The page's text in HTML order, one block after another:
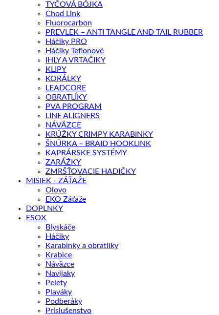
TYČOVÁ BÓJKA
Chod Link
Fluorocarbon
PREVLEK – ANTI TANGLE AND TAIL RUBBER
Háčiky PRO
Háčiky Teflonové
IHLY A VRTAČIKY
KLIPY
KORÁLKY
LEADCORE
OBRATLÍKY
PVA PROGRAM
LINE ALIGNERS
NÁVÄZCE
KRÚŽKY CRIMPY KARABINKY
ŠNÚRKA – BRAID HOOKLINK
KAPRÁRSKE SYSTÉMY
ZARÁŽKY
ZMRŠŤOVACIE HADIČKY
MISIEK - ZÁŤAŽE
Olovo
EKO Záťaže
DOPLNKY
ESOX
Blyskáče
Háčiky
Karabinky a obratlíky
Krabice
Náväzce
Navijaky
Pelety
Plaváky
Podberáky
Príslušenstvo